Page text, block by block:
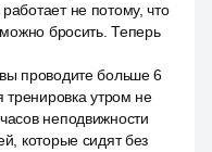
не потому, что
бросить. Теперь
проводите больше 6
тренировка утром не
неподвижности
которые сидят без